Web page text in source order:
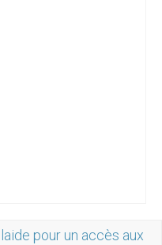
pour un accès aux